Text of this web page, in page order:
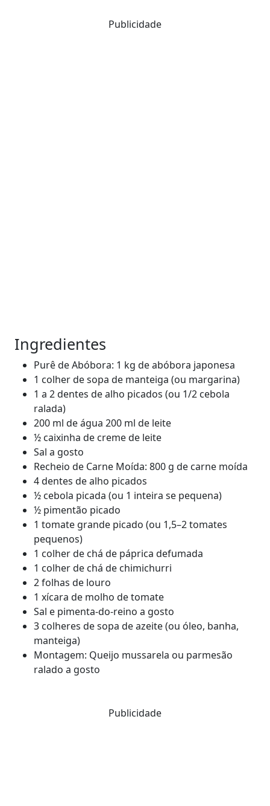
Publicidade
Ingredientes
Purê de Abóbora: 1 kg de abóbora japonesa
1 colher de sopa de manteiga (ou margarina)
1 a 2 dentes de alho picados (ou 1/2 cebola
ralada)
200 ml de água 200 ml de leite
½ caixinha de creme de leite
Sal a gosto
Recheio de Carne Moída: 800 g de carne moída
4 dentes de alho picados
½ cebola picada (ou 1 inteira se pequena)
½ pimentão picado
1 tomate grande picado (ou 1,5–2 tomates
pequenos)
1 colher de chá de páprica defumada
1 colher de chá de chimichurri
2 folhas de louro
1 xícara de molho de tomate
Sal e pimenta-do-reino a gosto
3 colheres de sopa de azeite (ou óleo, banha,
manteiga)
Montagem: Queijo mussarela ou parmesão
ralado a gosto
Publicidade